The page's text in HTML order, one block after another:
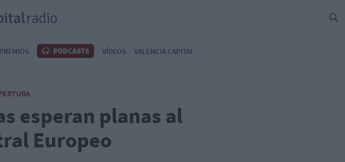
PREMIOS PODCASTS VÍDEOS VALENCIA CAPITAL
esperan planas al
Europeo